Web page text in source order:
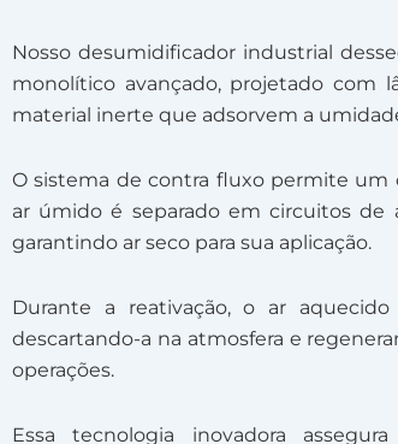
Nosso desumidificador industrial
monolítico avançado, projetado com
material inerte que adsorvem a
O sistema de contra fluxo permite um
ar úmido é separado em circuitos de
garantindo ar seco para sua aplicação.
Durante a reativação, o ar
descartando-a na atmosfera e
operações.
Essa tecnologia inovadora